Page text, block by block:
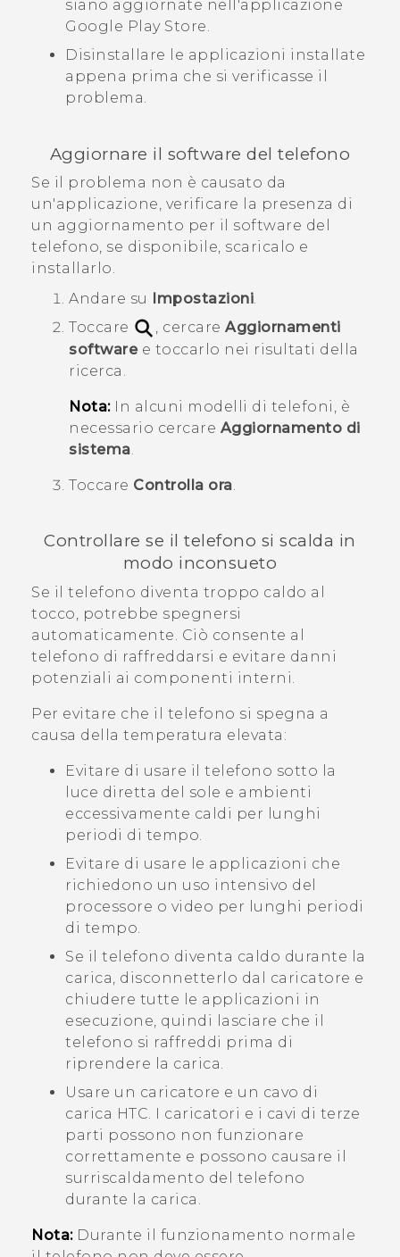
siano aggiornate nell'applicazione
Google Play Store.
Disinstallare le applicazioni installate
appena prima che si verificasse il
problema.
Aggiornare il software del telefono
Se il problema non è causato da
un'applicazione, verificare la presenza di
un aggiornamento per il software del
telefono, se disponibile, scaricalo e
installarlo.
Andare su Impostazioni.
Toccare
, cercare Aggiornamenti
softwaree toccarlo nei risultati della
ricerca.
Nota:In alcuni modelli di telefoni, è
necessario cercare Aggiornamento di
sistema.
Toccare Controlla ora.
Controllare se il telefono si scalda in
modo inconsueto
Se il telefono diventa troppo caldo al
tocco, potrebbe spegnersi
automaticamente. Ciò consente al
telefono di raffreddarsi e evitare danni
potenziali ai componenti interni.
Per evitare che il telefono si spegna a
causa della temperatura elevata:
Evitare di usare il telefono sotto la
luce diretta del sole e ambienti
eccessivamente caldi per lunghi
periodi di tempo.
Evitare di usare le applicazioni che
richiedono un uso intensivo del
processore o video per lunghi periodi
di tempo.
Se il telefono diventa caldo durante la
carica, disconnetterlo dal caricatore e
chiudere tutte le applicazioni in
esecuzione, quindi lasciare che il
telefono si raffreddi prima di
riprendere la carica.
Usare un caricatore e un cavo di
carica HTC. I caricatori e i cavi di terze
parti possono non funzionare
correttamente e possono causare il
surriscaldamento del telefono
durante la carica.
Nota:Durante il funzionamento normale